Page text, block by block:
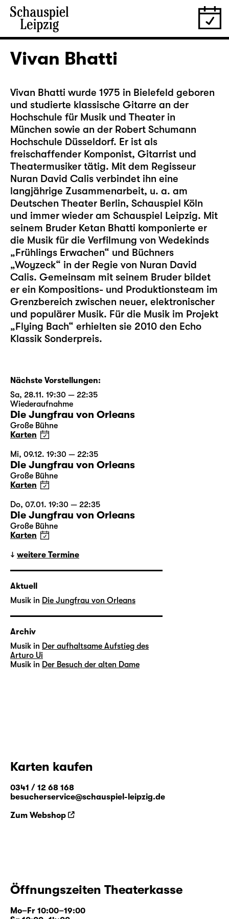
Vivan Bhatti
Vivan Bhatti wurde 1975 in Bielefeld geboren
und studierte klassische Gitarre an der
Hochschule für Musik und Theater in
München sowie an der Robert Schumann
Hochschule Düsseldorf. Er ist als
freischaffender Komponist, Gitarrist und
Theatermusiker tätig. Mit dem Regisseur
Nuran David Calis verbindet ihn eine
langjährige Zusammenarbeit, u. a. am
Deutschen Theater Berlin, Schauspiel Köln
und immer wieder am Schauspiel Leipzig. Mit
seinem Bruder Ketan Bhatti komponierte er
die Musik für die Verfilmung von Wedekinds
„Frühlings Erwachen“ und Büchners
„Woyzeck“ in der Regie von Nuran David
Calis. Gemeinsam mit seinem Bruder bildet
er ein Kompositions- und Produktionsteam im
Grenzbereich zwischen neuer, elektronischer
und populärer Musik. Für die Musik im Projekt
„Flying Bach“ erhielten sie 2010 den Echo
Klassik Sonderpreis.
Nächste Vorstellungen:
Sa, 28.11. 19:30 — 22:35
Wiederaufnahme
Die Jungfrau von Orleans
Große Bühne
Karten
Mi, 09.12. 19:30 — 22:35
Die Jungfrau von Orleans
Große Bühne
Karten
Do, 07.01. 19:30 — 22:35
Die Jungfrau von Orleans
Große Bühne
Karten
weitere Termine
Aktuell
Musik in Die Jungfrau von Orleans
Archiv
Musik in Der aufhaltsame Aufstieg des
Arturo Ui
Musik in Der Besuch der alten Dame
Karten kaufen
0341 / 12 68 168
besucherservice@schauspiel-leipzig.de
Zum Webshop
Öffnungszeiten Theaterkasse
Mo–Fr 10:00–19:00